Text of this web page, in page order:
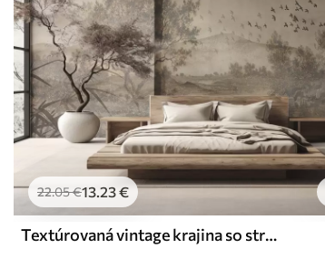
22.05€13.23€
Textúrovaná vintage krajina so stromom v blízkosti rieky a zamračenou oblohou, prírodné umenie v sépiových tónoch